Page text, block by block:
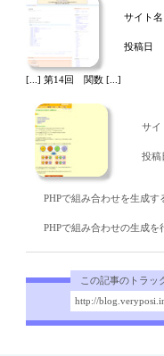
サイト
投稿日
[...] 第14回 関数 [...]
サイ
投
PHPで組み合わせを生成
PHPで組み合わせの生成
この記事のトラッ
http://